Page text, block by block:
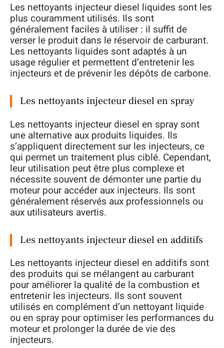
Les nettoyants injecteur diesel liquides sont les
plus couramment utilisés. Ils sont
généralement faciles à utiliser : il suffit de
verser le produit dans le réservoir de carburant.
Les nettoyants liquides sont adaptés à un
usage régulier et permettent d’entretenir les
injecteurs et de prévenir les dépôts de carbone.
Les nettoyants injecteur diesel en spray
Les nettoyants injecteur diesel en spray sont
une alternative aux produits liquides. Ils
s’appliquent directement sur les injecteurs, ce
qui permet un traitement plus ciblé. Cependant,
leur utilisation peut être plus complexe et
nécessite souvent de démonter une partie du
moteur pour accéder aux injecteurs. Ils sont
généralement réservés aux professionnels ou
aux utilisateurs avertis.
Les nettoyants injecteur diesel en additifs
Les nettoyants injecteur diesel en additifs sont
des produits qui se mélangent au carburant
pour améliorer la qualité de la combustion et
entretenir les injecteurs. Ils sont souvent
utilisés en complément d’un nettoyant liquide
ou en spray pour optimiser les performances du
moteur et prolonger la durée de vie des
injecteurs.